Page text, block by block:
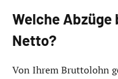
Welche
Netto?
Von Ihrem Bruttolohn